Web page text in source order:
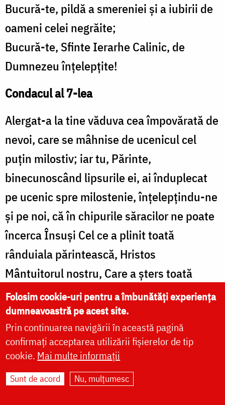
Bucură-te, pildă a smereniei și a iubirii de
oameni celei negrăite;
Bucură-te, Sfinte Ierarhe Calinic, de
Dumnezeu înțelepțite!
Condacul al 7-lea
Alergat-a la tine văduva cea împovărată de
nevoi, care se mâhnise de ucenicul cel
puțin milostiv; iar tu, Părinte,
binecunoscând lipsurile ei, ai înduplecat
pe ucenic spre milostenie, înțelepțindu-ne
și pe noi, că în chipurile săracilor ne poate
încerca Însuși Cel ce a plinit toată
rânduiala părintească, Hristos
Mântuitorul nostru, Care a șters toată
lacrima de la toată fața. Pentru aceasta, cu
umilință aducem cântare de laudă lui
Dumnezeu: Aliluia!
Icosul al 7-lea
Putere de sus primit-ai, bunule păstor, nu
Folosim cookie-uri pentru a îmbunătăți experiența
dumneavoastră pe acest site.
Prin continuarea navigării în această pagină
confirmați acceptarea utilizării fișierelor de tip
cookie. Mai multe informații
Sunt de acord Nu, mulțumesc